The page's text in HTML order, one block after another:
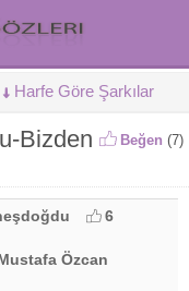
Harfe Göre Şarkılar
Bizden
Beğen (7)
6
Özcan